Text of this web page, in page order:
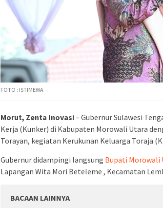
FOTO : ISTIMEWA
Morut, Zenta Inovasi– Gubernur Sulawesi
Kerja (Kunker) di Kabupaten Morowali Utara
Torayan, kegiatan Kerukunan Keluarga Toraja
Gubernur didampingi langsung Bupati Morowali
Lapangan Wita Mori Beteleme , Kecamatan
BACAAN LAINNYA